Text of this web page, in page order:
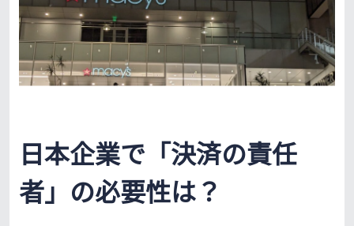
日本企業で「決済の責任
者」の必要性は？